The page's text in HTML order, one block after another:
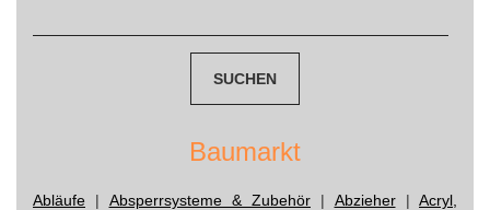
Baumarkt
Abläufe | Absperrsysteme & Zubehör | Abzieher| Acryl,